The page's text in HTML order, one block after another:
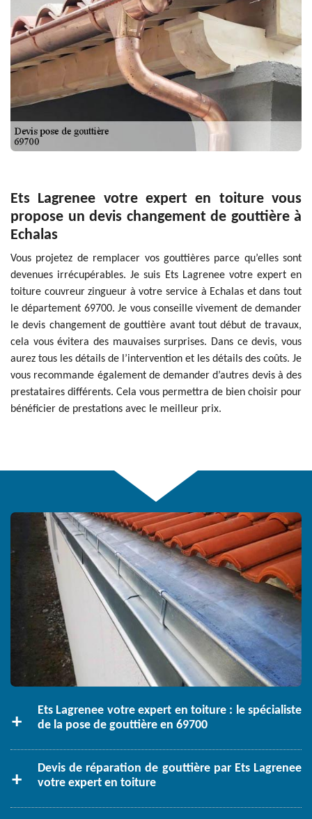
Ets Lagrenee votre expert en toiture vous
propose un devis changement de gouttière à
Echalas
Vous projetez de remplacer vos gouttières parce qu’elles sont
devenues irrécupérables. Je suis Ets Lagrenee votre expert en
toiture couvreur zingueur à votre service à Echalas et dans tout
le département 69700. Je vous conseille vivement de demander
le devis changement de gouttière avant tout début de travaux,
cela vous évitera des mauvaises surprises. Dans ce devis, vous
aurez tous les détails de l’intervention et les détails des coûts. Je
vous recommande également de demander d’autres devis à des
prestataires différents. Cela vous permettra de bien choisir pour
bénéficier de prestations avec le meilleur prix.
Ets Lagrenee votre expert en toiture : le spécialiste
de la pose de gouttière en 69700
Devis de réparation de gouttière par Ets Lagrenee
votre expert en toiture